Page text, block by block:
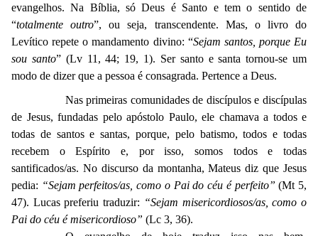
evangelhos. Na Bíblia, só Deus é Santo e tem o sentido de
“totalmente outro”, ou seja, transcendente. Mas, o livro do
Levítico repete o mandamento divino: “Sejam santos, porque Eu
sou santo” (Lv 11, 44; 19, 1). Ser santo e santa tornou-se um
modo de dizer que a pessoa é consagrada. Pertence a Deus.
Nas primeiras comunidades de discípulos e discípulas
de Jesus, fundadas pelo apóstolo Paulo, ele chamava a todos e
todas de santos e santas, porque, pelo batismo, todos e todas
recebem o Espírito e, por isso, somos todos e todas
santificados/as. No discurso da montanha, Mateus diz que Jesus
pedia: “Sejam perfeitos/as, como o Pai do céu é perfeito” (Mt 5,
47). Lucas preferiu traduzir: “Sejam misericordiosos/as, como o
Pai do céu é misericordioso” (Lc 3, 36).